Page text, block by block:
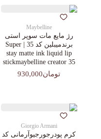
Maybelline
رژ مایع مات سوپر استی‌
برندمیبلین کد 35 | Super
stay matte ink liquid lip
stickmaybelline creator 35
تومان930,000
Giorgio Armani
کرم پودرجورجیوآرمانی کد